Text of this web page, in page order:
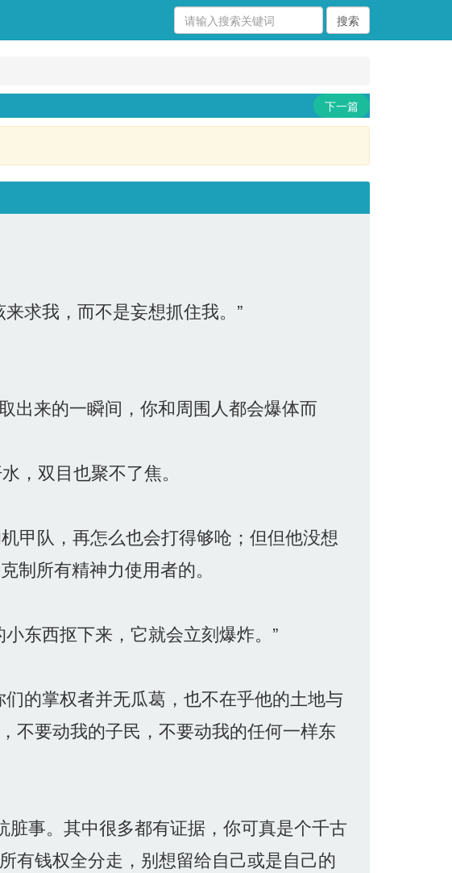
下一篇
求我，而不是妄想抓住我。”
出来的一瞬间，你和周围人都会爆体而
，双目也聚不了焦。
甲队，再怎么也会打得够呛；但但他没想
制所有精神力使用者的。
东西抠下来，它就会立刻爆炸。”
的掌权者并无瓜葛，也不在乎他的土地与
不要动我的子民，不要动我的任何一样东
事。其中很多都有证据，你可真是个千古
有钱权全分走，别想留给自己或是自己的